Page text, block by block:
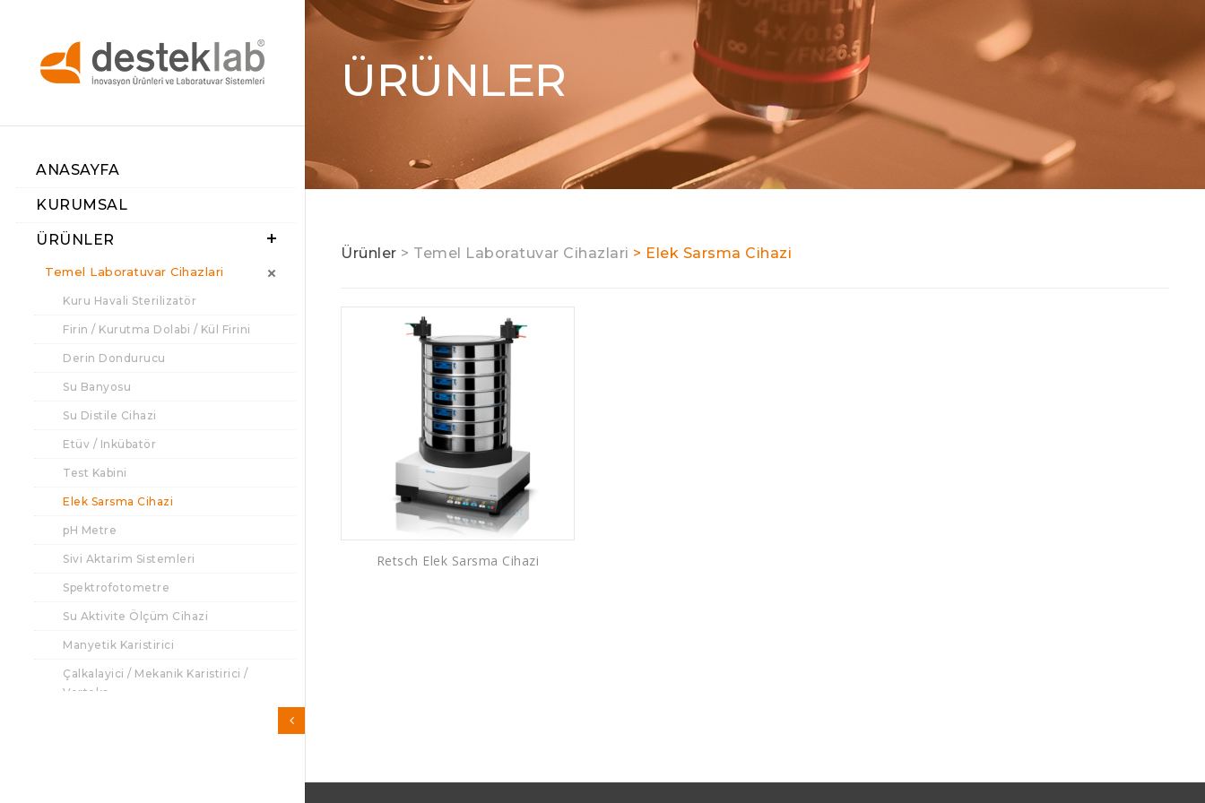
ANASAYFA
KURUMSAL
ÜRÜNLER
Temel Laboratuvar Cihazlari
Kuru Havali Sterilizatör
Firin / Kurutma Dolabi / Kül Firini
Derin Dondurucu
Su Banyosu
Su Distile Cihazi
Etüv / Inkübatör
Test Kabini
Elek Sarsma Cihazi
pH Metre
Sivi Aktarim Sistemleri
Spektrofotometre
Su Aktivite Ölçüm Cihazi
Manyetik Karistirici
Çalkalayici / Mekanik Karistirici /
Vorteks
ÜRÜNLER
Ürünler > Temel Laboratuvar Cihazlari > Elek Sarsma Cihazi
Retsch Elek Sarsma Cihazi